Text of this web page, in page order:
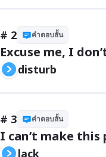
# 2 คำตอบสั้น
Excuse me, I
disturb
# 3 คำตอบสั้น
I can’t make this
lack